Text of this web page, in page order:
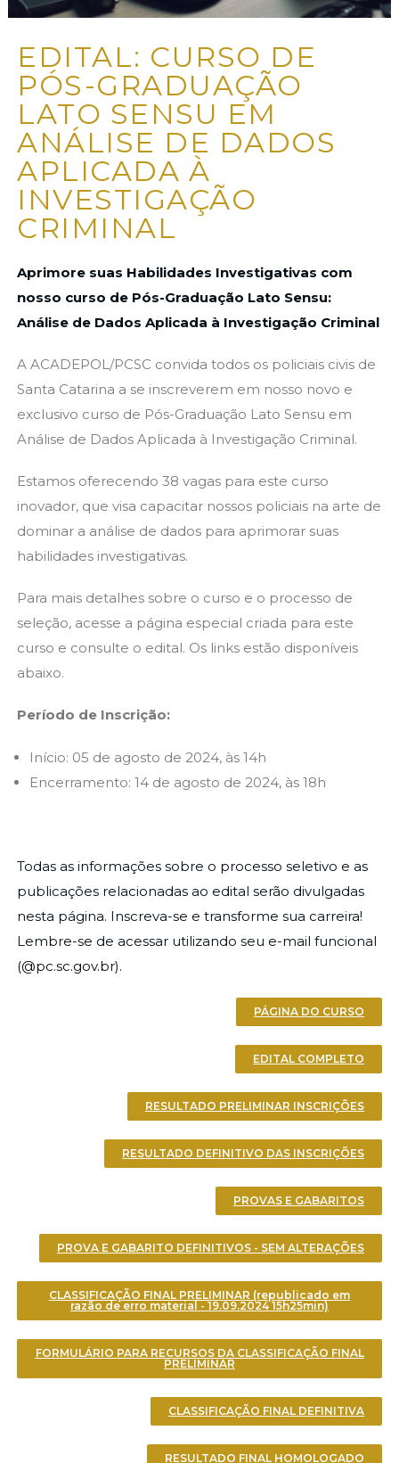
EDITAL: CURSO DE
PÓS-GRADUAÇÃO
LATO SENSU EM
ANÁLISE DE DADOS
APLICADA À
INVESTIGAÇÃO
CRIMINAL
Aprimore suas Habilidades Investigativas com
nosso curso de Pós-Graduação Lato Sensu:
Análise de Dados Aplicada à Investigação Criminal
A ACADEPOL/PCSC convida todos os policiais civis de
Santa Catarina a se inscreverem em nosso novo e
exclusivo curso de Pós-Graduação Lato Sensu em
Análise de Dados Aplicada à Investigação Criminal.
Estamos oferecendo 38 vagas para este curso
inovador, que visa capacitar nossos policiais na arte de
dominar a análise de dados para aprimorar suas
habilidades investigativas.
Para mais detalhes sobre o curso e o processo de
seleção, acesse a página especial criada para este
curso e consulte o edital. Os links estão disponíveis
abaixo.
Período de Inscrição:
Início: 05 de agosto de 2024, às 14h
Encerramento: 14 de agosto de 2024, às 18h
Todas as informações sobre o processo seletivo e as
publicações relacionadas ao edital serão divulgadas
nesta página. Inscreva-se e transforme sua carreira!
Lembre-se de acessar utilizando seu e-mail funcional
(@pc.sc.gov.br).
PÁGINA DO CURSO
EDITAL COMPLETO
RESULTADO PRELIMINAR INSCRIÇÕES
RESULTADO DEFINITIVO DAS INSCRIÇÕES
PROVAS E GABARITOS
PROVA E GABARITO DEFINITIVOS - SEM ALTERAÇÕES
CLASSIFICAÇÃO FINAL PRELIMINAR (republicado em
razão de erro material - 19.09.2024 15h25min)
FORMULÁRIO PARA RECURSOS DA CLASSIFICAÇÃO FINAL
PRELIMINAR
CLASSIFICAÇÃO FINAL DEFINITIVA
RESULTADO FINAL HOMOLOGADO